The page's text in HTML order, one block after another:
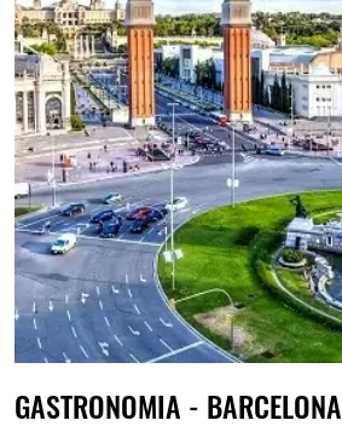
GASTRONOMIA - BARCELONA